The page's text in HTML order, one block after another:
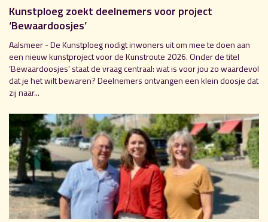
Kunstploeg zoekt deelnemers voor project
‘Bewaardoosjes’
Aalsmeer - De Kunstploeg nodigt inwoners uit om mee te doen aan
een nieuw kunstproject voor de Kunstroute 2026. Onder de titel
‘Bewaardoosjes' staat de vraag centraal: wat is voor jou zo waardevol
dat je het wilt bewaren? Deelnemers ontvangen een klein doosje dat
zij naar...